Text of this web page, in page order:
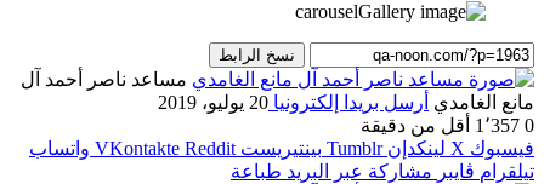
نسخ الرابط
مساعد ناصر أحمد آل
مانع الغامدي أرسل بريدا إلكترونيا 20 يوليو، 2019
0
أقل من دقيقة
فيسبوك ‫X لينكدإن بينتيريست
واتساب
تيلقرام ڤايبر مشاركة عبر البريد طباعة